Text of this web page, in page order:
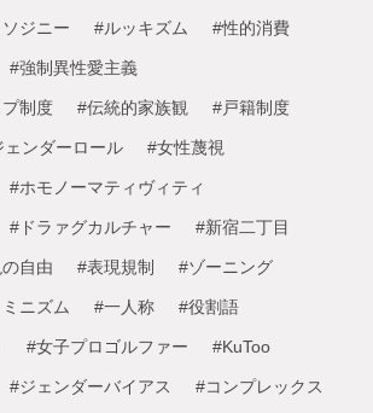
ジニー #ルッキズム #性的消費
#強制異性愛主義
制度 #伝統的家族観 #戸籍制度
ェンダーロール #女性蔑視
#ホモノーマティヴィティ
#ドラァグカルチャー #新宿二丁目
自由 #表現規制 #ゾーニング
ニズム #一人称 #役割語
#女子プロゴルファー #KuToo
#ジェンダーバイアス #コンプレックス